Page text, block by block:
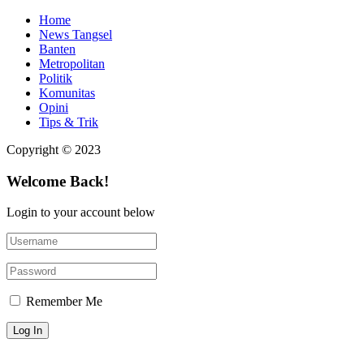
Home
News Tangsel
Banten
Metropolitan
Politik
Komunitas
Opini
Tips & Trik
Copyright © 2023
Welcome Back!
Login to your account below
Remember Me